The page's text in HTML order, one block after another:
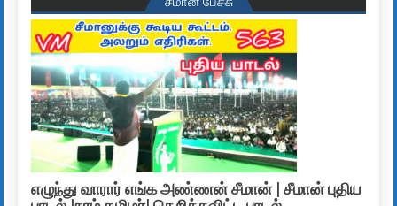
எழுந்து வாரார் எங்க அண்ணன் சீமான் | சீமான் புதிய